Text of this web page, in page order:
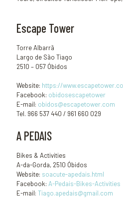
Escape Tower
Torre Albarrã
Largo de São Tiago
2510 – 057 Óbidos
Website: https://
Facebook: obidosescapetower
E-mail: obidos@escapetower.com
Tel. 966 537 440 / 961 660 029
A PEDAIS
Bikes & Activities
A-da-Gorda, 2510 Óbidos
Website: soacute-apedais.html
Facebook: A-Pedais-Bikes-Activities
E-mail: Tiago.apedais@gmail.com